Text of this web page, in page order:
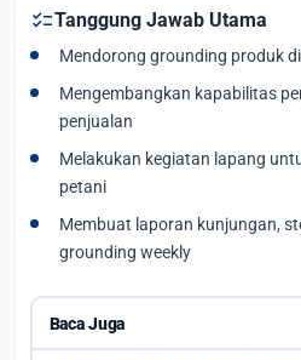
checklistTanggung Jawab Utama
Mendorong grounding produk
Mengembangkan kapabilitas
penjualan
Melakukan kegiatan lapang
petani
Membuat laporan kunjungan,
grounding weekly
Baca Juga